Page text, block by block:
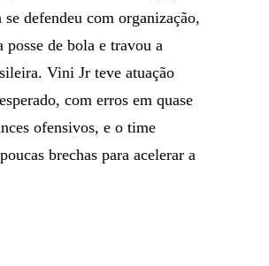
defendeu com organização,
posse de bola e travou a
Vini Jr teve atuação
com erros em quase
ofensivos, e o time
brechas para acelerar a